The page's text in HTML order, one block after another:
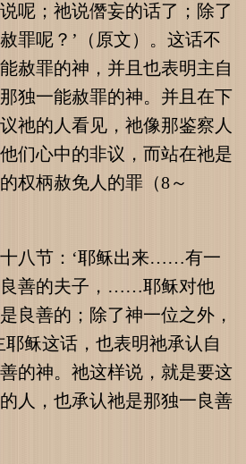
呢；祂说僭妄的话了；除了
罪呢？’（原文）。这话不
赦罪的神，并且也表明主自
独一能赦罪的神。并且在下
祂的人看见，祂像那鉴察人
们心中的非议，而站在祂是
权柄赦免人的罪（8～
八节：‘耶稣出来……有一
善的夫子，……耶稣对他
良善的；除了神一位之外，
耶稣这话，也表明祂承认自
的神。祂这样说，就是要这
人，也承认祂是那独一良善